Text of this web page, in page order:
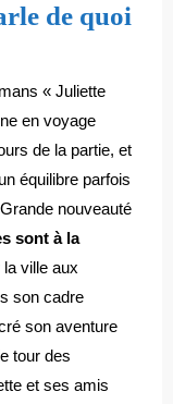
de quoi
« Juliette
en voyage
de la partie, et
équilibre parfois
nouveauté
sont à la
ville aux
son cadre
son aventure
tour des
et ses amis